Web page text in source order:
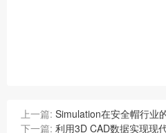
上一篇: Simulation在安全帽行业
下一篇: 利用3D CAD数据实现现